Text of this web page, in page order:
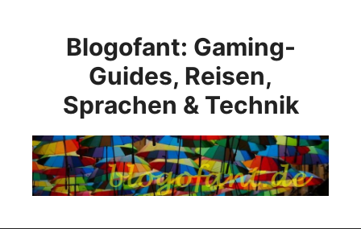
Blogofant: Gaming-
Guides, Reisen,
Sprachen & Technik